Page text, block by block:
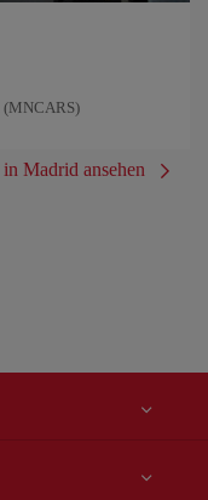
(MNCARS)
Madrid ansehen